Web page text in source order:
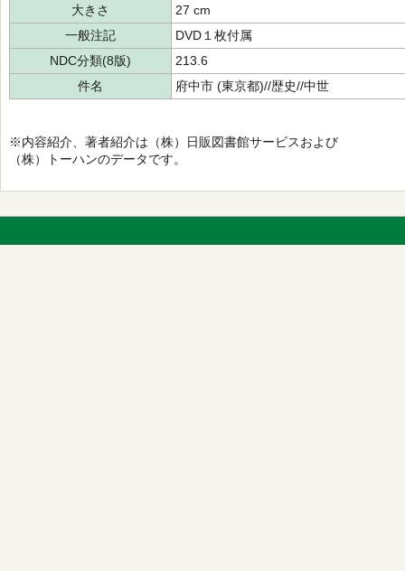
大きさ
27 cm
一般注記
DVD１枚付属
NDC分類(8版)
213.6
件名
府中市 (東京都)//歴史//中世
※内容紹介、著者紹介は（株）日販図書館サービスおよび
（株）トーハンのデータです。